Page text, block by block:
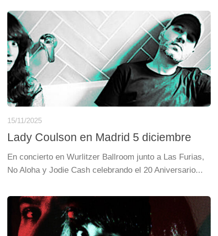
15/11/2025
Lady Coulson en Madrid 5 diciembre
En concierto en Wurlitzer Ballroom junto a Las Furias,
No Aloha y Jodie Cash celebrando el 20 Aniversario...